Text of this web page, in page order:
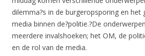
dilemma?s in de burgeropsporing en het
media binnen de?politie.?De
meerdere invalshoeken; het OM, de
en de rol van de media.